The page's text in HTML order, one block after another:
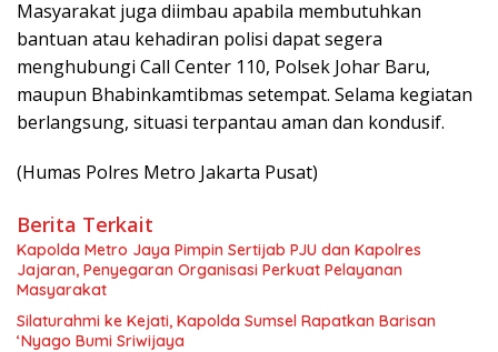
Masyarakat juga diimbau apabila membutuhkan
bantuan atau kehadiran polisi dapat segera
menghubungi Call Center 110, Polsek Johar Baru,
maupun Bhabinkamtibmas setempat. Selama kegiatan
berlangsung, situasi terpantau aman dan kondusif.
(Humas Polres Metro Jakarta Pusat)
Berita Terkait
Kapolda Metro Jaya Pimpin Sertijab PJU dan Kapolres
Jajaran, Penyegaran Organisasi Perkuat Pelayanan
Masyarakat
Silaturahmi ke Kejati, Kapolda Sumsel Rapatkan Barisan
‘Nyago Bumi Sriwijaya